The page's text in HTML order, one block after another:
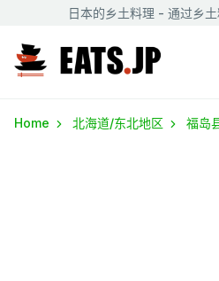
日本的乡土料理 - 通过乡
Home 北海道/东北地区 福岛